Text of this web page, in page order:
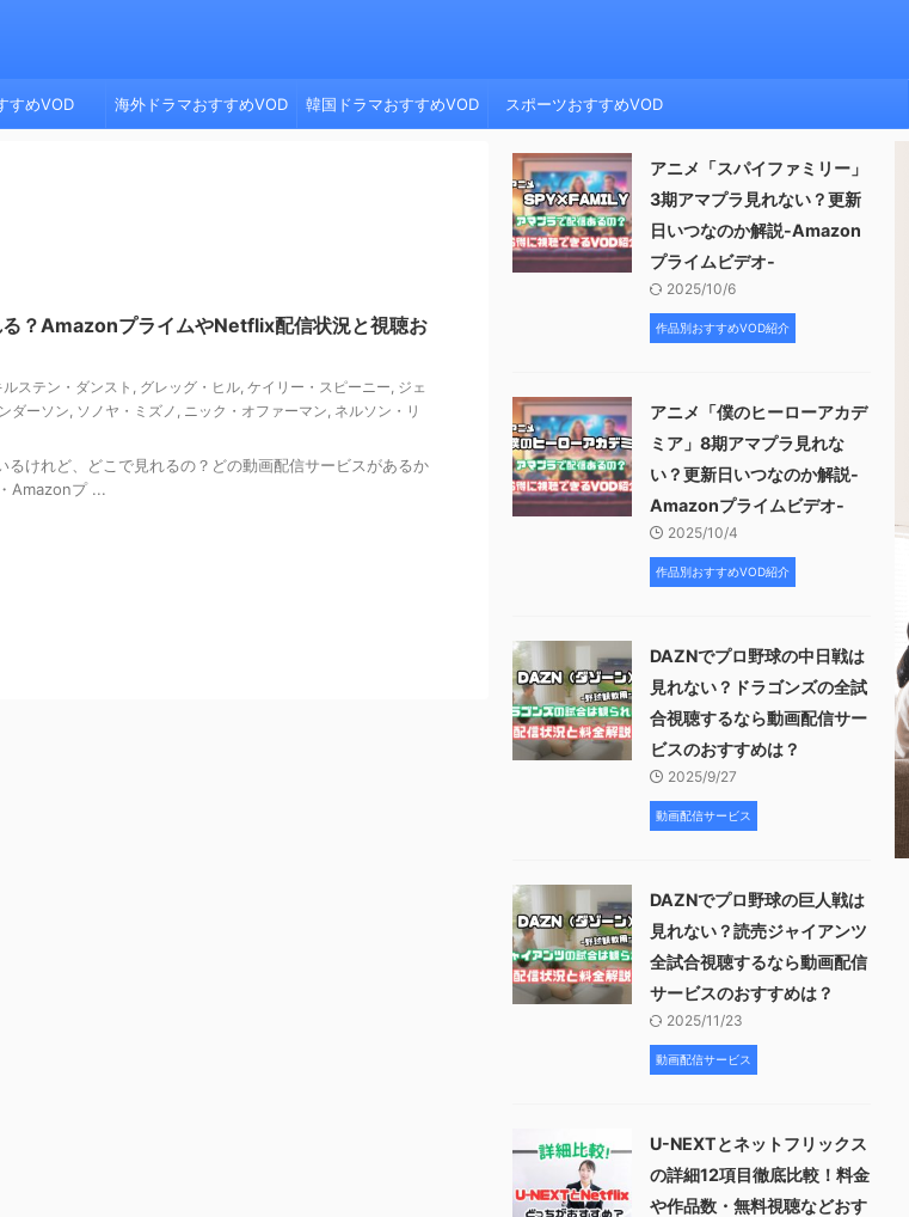
すめVOD 海外ドラマおすすめVOD 韓国ドラマおすすめVOD スポーツおすすめVOD
？AmazonプライムやNetflix配信状況と視聴お
ルステン・ダンスト , グレッグ・ヒル, ケイリー・スピーニー, ジェ
ダーソン, ソノヤ・ミズノ , ニック・オファーマン, ネルソン・リ
けれど、どこで見れるの？どの動画配信サービスがあるか
Amazonプ ...
アニメ「スパイファミリー」
3期アマプラ見れない？更新
日いつなのか解説-Amazon
プライムビデオ-
2025/10/6
作品別おすすめVOD紹介
アニメ「僕のヒーローアカデ
ミア」8期アマプラ見れな
い？更新日いつなのか解説-
Amazonプライムビデオ-
2025/10/4
作品別おすすめVOD紹介
DAZNでプロ野球の中日戦は
見れない？ドラゴンズの全試
合視聴するなら動画配信サー
ビスのおすすめは？
2025/9/27
動画配信サービス
DAZNでプロ野球の巨人戦は
見れない？読売ジャイアンツ
全試合視聴するなら動画配信
サービスのおすすめは？
2025/11/23
動画配信サービス
U-NEXTとネットフリックス
の詳細12項目徹底比較！料金
や作品数・無料視聴などおす